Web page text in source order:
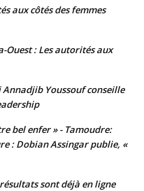
aux côtés des femmes
Ouest : Les autorités aux
Annadjib Youssouf conseille
bel enfer » - Tamoudre:
: Dobian Assingar publie, «
résultats sont déjà en ligne